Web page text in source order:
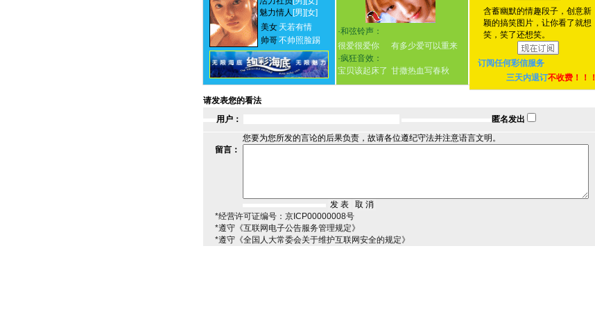
魅力情人 [男] [女]
美女 天若有情
帅哥不帅照脸踢
·和弦铃声：
很爱很爱你
有多少爱可以重来
·疯狂音效：
宝贝该起床了 甘撒热血写春秋
含蓄幽默的情趣段子，创意新
颖的搞笑图片，让你看了就想
笑，笑了还想笑。
订阅任何彩信服务
三天内退订不收费！！！
请发表您的看法
用户：
匿名发出
您要为您所发的言论的后果负责，故请各位遵纪守法并注意语言文明。
留言：
*经营许可证编号：京ICP00000008号
*遵守《互联网电子公告服务管理规定》
*遵守《全国人大常委会关于维护互联网安全的规定》